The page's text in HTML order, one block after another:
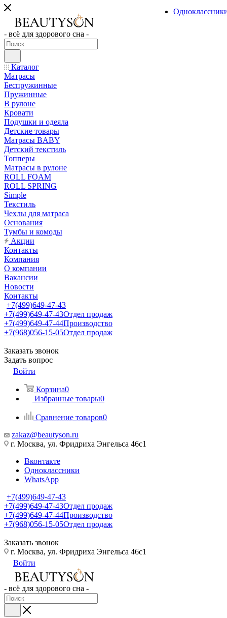
- всё для здорового сна -
Каталог
Матрасы
Беспружинные
Пружинные
В рулоне
Кровати
Подушки и одеяла
Детские товары
Матрасы BABY
Детский текстиль
Топперы
Матрасы в рулоне
ROLL FOAM
ROLL SPRING
Simple
Текстиль
Чехлы для матраса
Основания
Тумбы и комоды
Акции
Контакты
Компания
О компании
Вакансии
Новости
Контакты
+7(499)649-47-43
+7(499)649-47-43Отдел продаж
+7(499)649-47-44Производство
+7(968)056-15-05Отдел продаж
Заказать звонок
Задать вопрос
Войти
Корзина0
Избранные товары0
Сравнение товаров0
zakaz@beautyson.ru
г. Москва, ул. Фридриха Энгельса 46с1
Вконтакте
Одноклассники
WhatsApp
+7(499)649-47-43
+7(499)649-47-43Отдел продаж
+7(499)649-47-44Производство
+7(968)056-15-05Отдел продаж
Заказать звонок
г. Москва, ул. Фридриха Энгельса 46с1
Войти
- всё для здорового сна -